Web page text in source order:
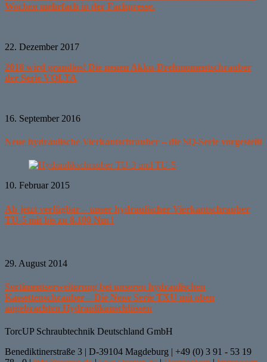
Wochen mehrfach in der Fachpresse.
22. Dezember 2017
2018 wird grandios! Die neuen Akku-Drehmomentschrauber
der Serie VOLTA
16. September 2016
Neue hydraulische Vierkantschrauber – die SQ-Serie vorgestellt
10. Februar 2015
Ab jetzt verfügbar – unser hydraulischer Vierkantschrauber
TU-5 mit bis zu 8.100 Nm !
29. August 2014
Sortimentserweiterung bei unseren hydraulischen
Kassettenschrauber – Die Neue Serie TXU mit oben
angebrachten Hydraulikanschlüssen
TorcUP Schraubtechnik Deutschland GmbH
Benediktinerstraße 3 | D-39104 Magdeburg | +49 (0) 3 91 - 53 19